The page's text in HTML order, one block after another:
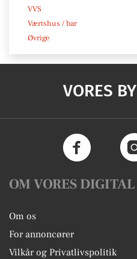
VVS
Værtshus / bar
Øvrige
VORES BY
OM VORES DIGITAL
Om os
For annoncører
Vilkår og Privatlivspolitik